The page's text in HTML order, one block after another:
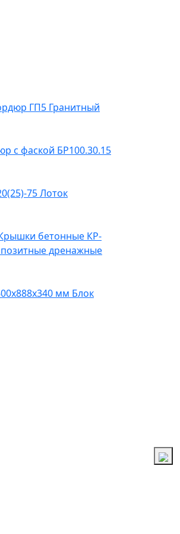
ГП5 Гранитный
с фаской БР100.30.15
75Лоток
бетонные КР-
дренажные
мм Блок